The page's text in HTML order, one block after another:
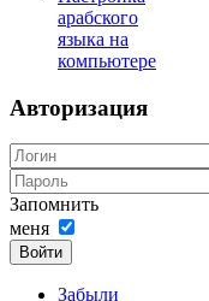
арабского
языка на
компьютере
Авторизация
Запомнить
меня
Войти
Забыли